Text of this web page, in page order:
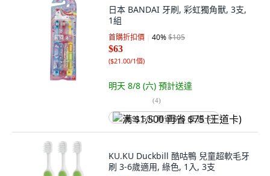
日本 BANDAI 牙刷, 彩虹獨角獸, 3支,
1組
首購折扣價 40%$105
$63
($21.00/1個)
明天 8/8 (六) 預計送達
(4)
满 $1,500 再省 $75 (王道卡)
KU.KU Duckbill 酷咕鴨 兒童超軟毛牙
刷 3-6歲適用, 綠色, 1入, 3支